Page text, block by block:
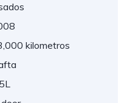
kilometros